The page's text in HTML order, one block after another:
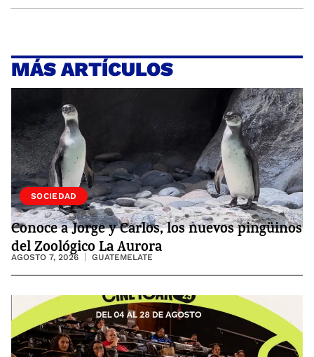
MÁS ARTÍCULOS
VIDA
SOCIEDAD
Conoce a Jorge y Carlos, los nuevos pingüinos
del Zoológico La Aurora
AGOSTO 7, 2026 GUATEMELATE